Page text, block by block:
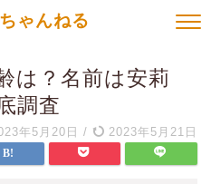
ゃんねる
は？名前は安莉
調査
年5月20日 / 2023年5月21日